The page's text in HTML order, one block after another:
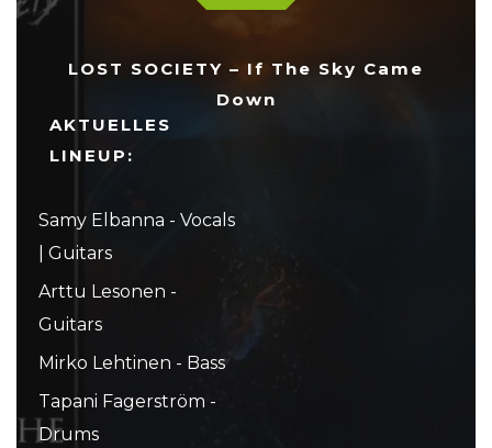
LOST SOCIETY – If The Sky Came
Down
AKTUELLES
LINEUP:
Samy Elbanna - Vocals
| Guitars
Arttu Lesonen -
Guitars
Mirko Lehtinen - Bass
Tapani Fagerström -
Drums